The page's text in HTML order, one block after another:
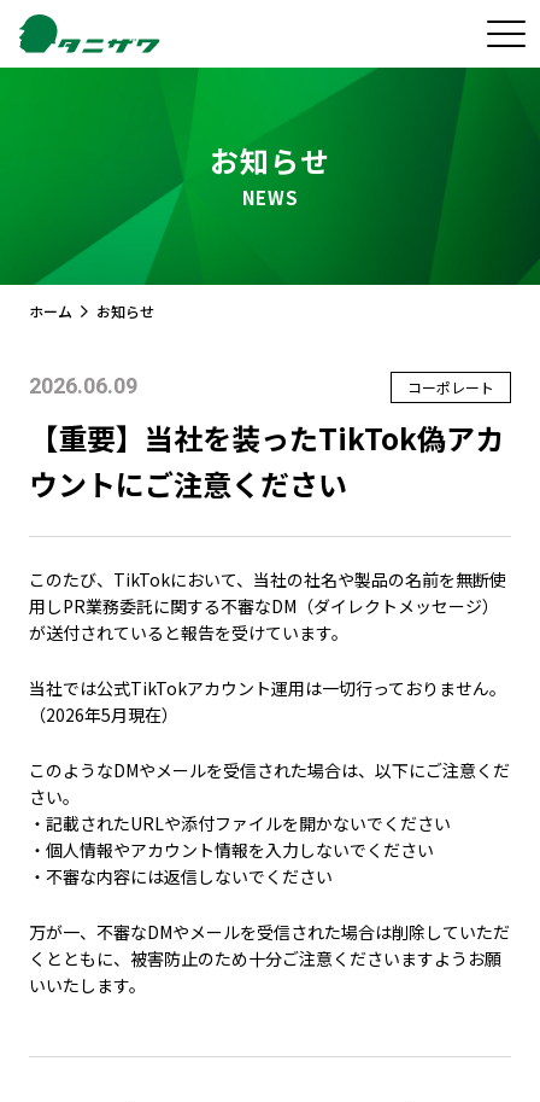
お知らせ
NEWS
ホーム お知らせ
2026.06.09 コーポレート
【重要】当社を装ったTikTok偽アカ
ウントにご注意ください
このたび、TikTokにおいて、当社の社名や製品の名前を無断使
用しPR業務委託に関する不審なDM（ダイレクトメッセージ）
が送付されていると報告を受けています。
当社では公式TikTokアカウント運用は一切行っておりません。
（2026年5月現在）
このようなDMやメールを受信された場合は、以下にご注意くだ
さい。
・記載されたURLや添付ファイルを開かないでください
・個人情報やアカウント情報を入力しないでください
・不審な内容には返信しないでください
万が一、不審なDMやメールを受信された場合は削除していただ
くとともに、被害防止のため十分ご注意くださいますようお願
いいたします。